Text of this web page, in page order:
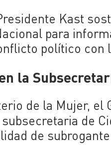
Kast
para
político con
la
de la Mujer, el
de
de